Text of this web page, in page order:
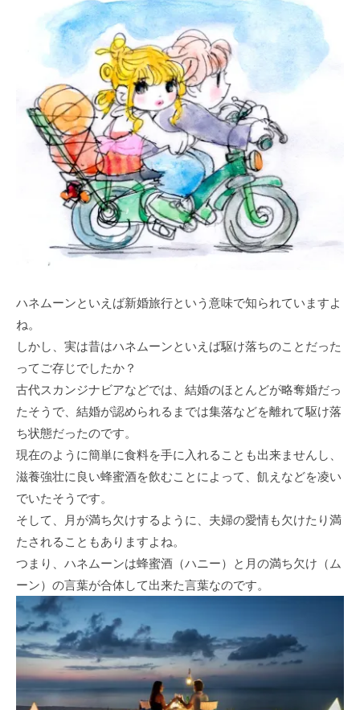
ハネムーンといえば新婚旅行という意味で知られていますよ
ね。
しかし、実は昔はハネムーンといえば駆け落ちのことだった
ってご存じでしたか？
古代スカンジナビアなどでは、結婚のほとんどが略奪婚だっ
たそうで、結婚が認められるまでは集落などを離れて駆け落
ち状態だったのです。
現在のように簡単に食料を手に入れることも出来ませんし、
滋養強壮に良い蜂蜜酒を飲むことによって、飢えなどを凌い
でいたそうです。
そして、月が満ち欠けするように、夫婦の愛情も欠けたり満
たされることもありますよね。
つまり、ハネムーンは蜂蜜酒（ハニー）と月の満ち欠け（ム
ーン）の言葉が合体して出来た言葉なのです。